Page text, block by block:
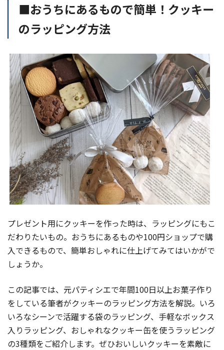
■おうちにあるもので簡単！クッキー
のラッピング方法
プレゼント用にクッキーを作った時は、ラッピングにもこ
だわりたいもの。おうちにあるものや100円ショップで購
入できるもので、簡単おしゃれに仕上げてみてはいかがで
しょうか。
この記事では、元パティシエで年間100日以上お菓子作り
をしている筆者がクッキーのラッピング方法を解説。いろ
いろなシーンで活躍する袋のラッピング、手軽なボックス
入りラッピング、おしゃれなクッキー缶を使うラッピング
の3種類をご紹介します。ぜひおいしいクッキーを素敵に